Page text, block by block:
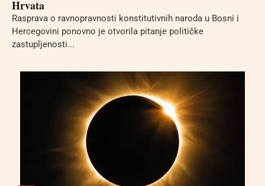
Hrvata
Rasprava o ravnopravnosti konstitutivnih naroda u Bosni i
Hercegovini ponovno je otvorila pitanje političke
zastupljenosti...